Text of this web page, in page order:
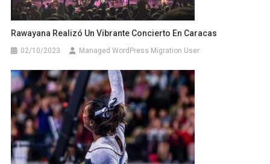
Rawayana Realizó Un Vibrante Concierto En Caracas
02/10/2023 Managed WordPress Migration User